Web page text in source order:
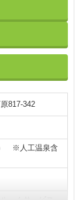
817-342
※人工温泉含